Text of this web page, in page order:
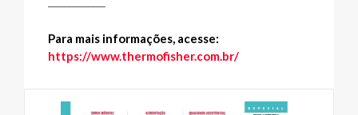
Para mais informações, acesse:
https://www.thermofisher.com.br/